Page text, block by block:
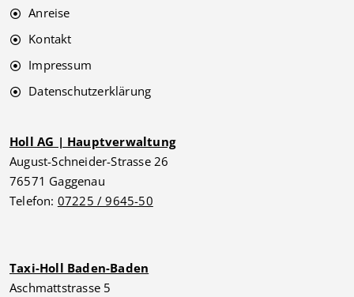
Anreise
Kontakt
Impressum
Datenschutzerklärung
Holl AG | Hauptverwaltung
August-Schneider-Strasse 26
76571 Gaggenau
Telefon: 07225 / 9645-50
Taxi-Holl Baden-Baden
Aschmattstrasse 5